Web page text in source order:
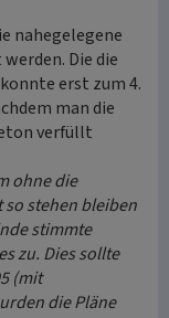
nahegelegene
Die die
erst zum 4.
man die
verfüllt
ohne die
stehen bleiben
stimmte
zu. Dies sollte
(mit
die Pläne